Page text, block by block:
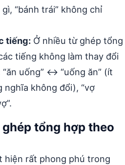
“bánh trái” không chỉ
tiếng: Ở nhiều từ ghép tổng
tiếng không làm thay đổi
uống” ↔ “uống ăn” (ít
nghĩa không đổi), “vợ
tổng hợp theo
hiện rất phong phú trong